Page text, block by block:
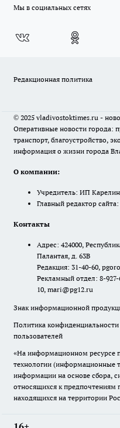
Мы в социальных сетях
Редакционная политика
© 2025 vladivostoktimes.ru -
Оперативные новости города:
транспорт, благоустройство,
информация о жизни города
О компании:
Учредитель: ИП
Главный редактор
Контакты
Адрес: 424000,
Палантая, д. 63В
Редакция: 31-40-60,
Рекламный отдел: 8-927-
10, mari@pg12.ru
Знак информационной
Политика
пользователей
«На информационном ресурсе
технологии (информационные
информации на основе сбора,
относящихся к предпочтениям
находящихся на территории